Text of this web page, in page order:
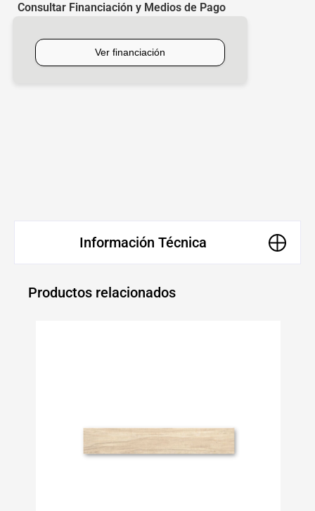
Consultar Financiación y Medios de Pago
Información Técnica
Productos relacionados